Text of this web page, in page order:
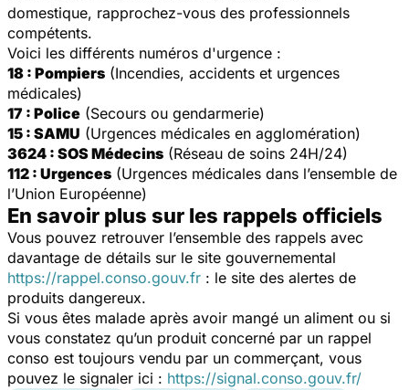
domestique, rapprochez-vous des professionnels
compétents.
Voici les différents numéros d'urgence :
18 : Pompiers (Incendies, accidents et urgences
médicales)
17 : Police (Secours ou gendarmerie)
15 : SAMU (Urgences médicales en agglomération)
3624 : SOS Médecins (Réseau de soins 24H/24)
112 : Urgences (Urgences médicales dans l’ensemble de
l’Union Européenne)
En savoir plus sur les rappels officiels
Vous pouvez retrouver l’ensemble des rappels avec
davantage de détails sur le site gouvernemental
https://rappel.conso.gouv.fr : le site des alertes de
produits dangereux.
Si vous êtes malade après avoir mangé un aliment ou si
vous constatez qu’un produit concerné par un rappel
conso est toujours vendu par un commerçant, vous
pouvez le signaler ici : https://signal.conso.gouv.fr/